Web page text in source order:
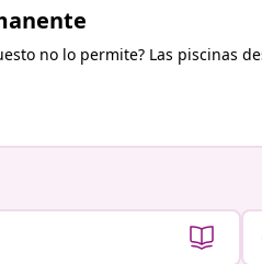
no lo permite? Las piscinas